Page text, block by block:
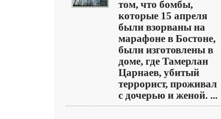
том, что бомбы,
которые 15 апреля
были взорваны на
марафоне в Бостоне,
были изготовлены в
доме, где Тамерлан
Царнаев, убитый
террорист, проживал
с дочерью и женой. ...